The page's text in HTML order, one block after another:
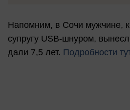
Напомним, в Сочи мужчине,
супругу USB-шнуром,
дали 7,5 лет. Подробности